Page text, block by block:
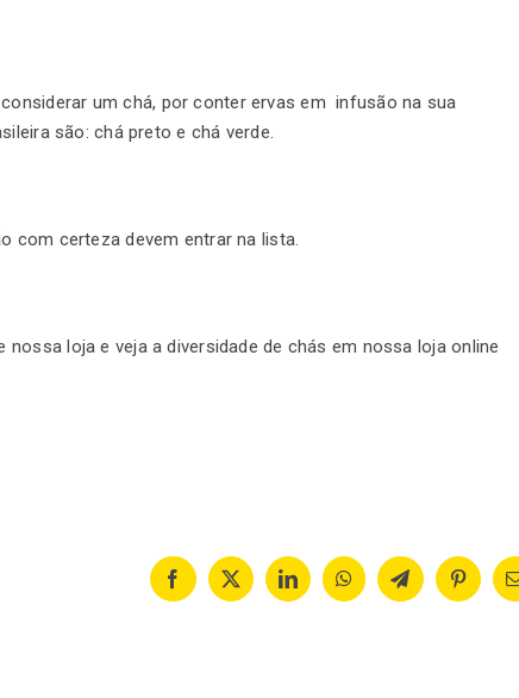
um chá, por conter ervas em infusão na sua
são: chá preto e chá verde.
com certeza devem entrar na lista.
loja e veja a diversidade de chás em nossa loja online
Facebook
X LinkedInWhatsAppTelegram